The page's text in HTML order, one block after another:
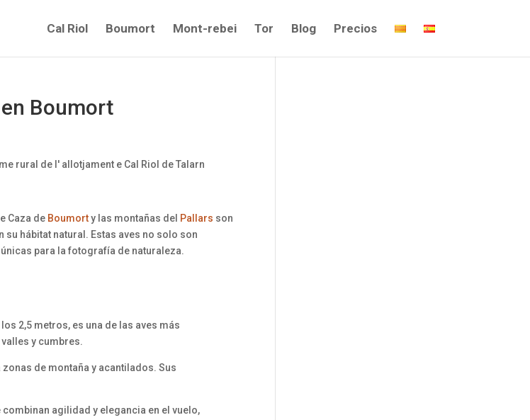
Cal Riol Boumort Mont-rebei Tor Blog Precios
Boumort
Caza de Boumorty las montañas del Pallars son
hábitat natural. Estas aves no solo son
para la fotografía de naturaleza.
2,5 metros, es una de las aves más
y cumbres.
de montaña y acantilados. Sus
combinan agilidad y elegancia en el vuelo,